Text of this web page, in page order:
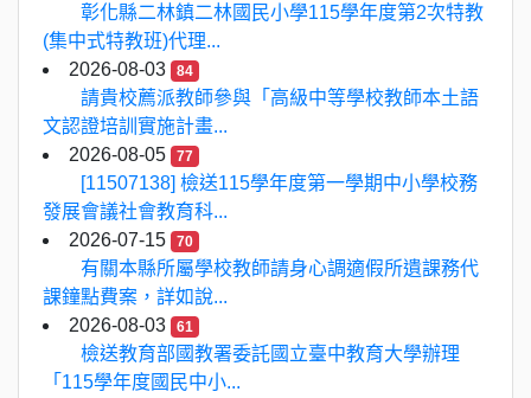
彰化縣二林鎮二林國民小學115學年度第2次特教
(集中式特教班)代理...
2026-08-03
84
請貴校薦派教師參與「高級中等學校教師本土語
文認證培訓實施計畫...
2026-08-05
77
[11507138] 檢送115學年度第一學期中小學校務
發展會議社會教育科...
2026-07-15
70
有關本縣所屬學校教師請身心調適假所遺課務代
課鐘點費案，詳如說...
2026-08-03
61
檢送教育部國教署委託國立臺中教育大學辦理
「115學年度國民中小...